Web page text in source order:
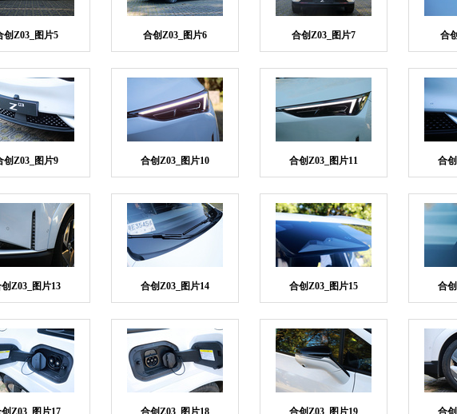
创Z03_图片5 合创Z03_图片6 合创Z03_图片7 合
创Z03_图片9 合创Z03_图片10 合创Z03_图片11 合
Z03_图片13 合创Z03_图片14 合创Z03_图片15 合
Z03_图片17 合创Z03_图片18 合创Z03_图片19 合